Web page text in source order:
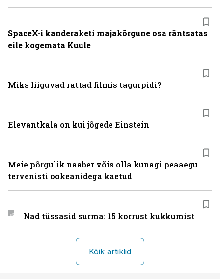
SpaceX-i kanderaketi majakõrgune osa räntsatas
eile kogemata Kuule
Miks liiguvad rattad filmis tagurpidi?
Elevantkala on kui jõgede Einstein
Meie põrgulik naaber võis olla kunagi peaaegu
tervenisti ookeanidega kaetud
Nad tüssasid surma: 15 korrust kukkumist
Kõik artiklid